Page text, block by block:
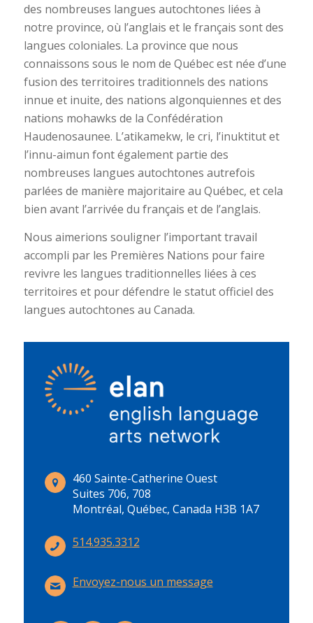
des nombreuses langues autochtones liées à
notre province, où l’anglais et le français sont des
langues coloniales. La province que nous
connaissons sous le nom de Québec est née d’une
fusion des territoires traditionnels des nations
innue et inuite, des nations algonquiennes et des
nations mohawks de la Confédération
Haudenosaunee. L’atikamekw, le cri, l’inuktitut et
l’innu-aimun font également partie des
nombreuses langues autochtones autrefois
parlées de manière majoritaire au Québec, et cela
bien avant l’arrivée du français et de l’anglais.
Nous aimerions souligner l’important travail
accompli par les Premières Nations pour faire
revivre les langues traditionnelles liées à ces
territoires et pour défendre le statut officiel des
langues autochtones au Canada.
460 Sainte-Catherine Ouest
Suites 706, 708
Montréal, Québec, Canada H3B 1A7
514.935.3312
Envoyez-nous un message